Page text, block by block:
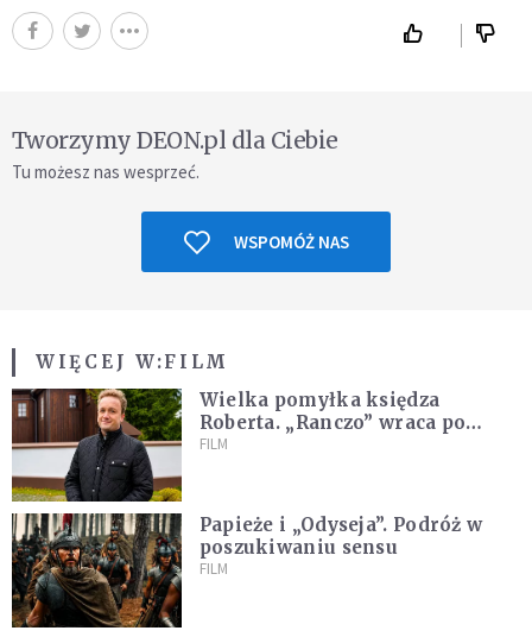
Tworzymy DEON.pl dla Ciebie
Tu możesz nas wesprzeć.
WSPOMÓŻ NAS
WIĘCEJ W:FILM
Wielka pomyłka księdza
Roberta. „Ranczo” wraca po
latach
FILM
Papieże i „Odyseja”. Podróż w
poszukiwaniu sensu
FILM